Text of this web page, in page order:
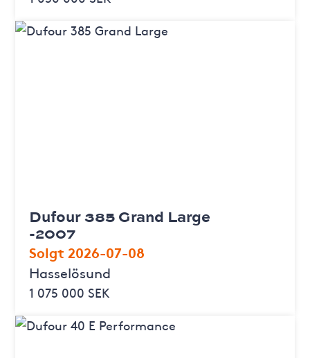
Dufour 385 Grand Large
-2007
Solgt 2026-07-08
Hasselösund
1 075 000 SEK